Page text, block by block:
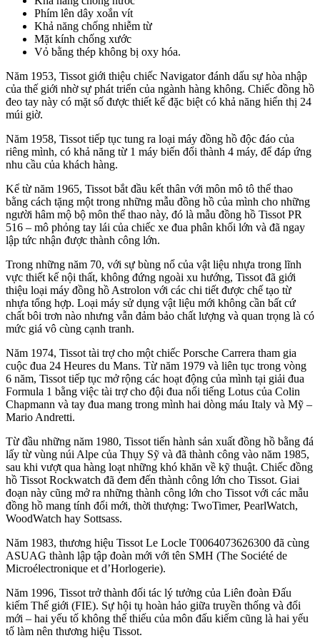
Phím lên dây xoắn vít
Khả năng chống nhiễm từ
Mặt kính chống xước
Vỏ bằng thép không bị oxy hóa.
Năm 1953, Tissot giới thiệu chiếc Navigator đánh dấu sự hòa nhập
của thế giới nhờ sự phát triển của ngành hàng không. Chiếc đồng hồ
đeo tay này có mặt số được thiết kế đặc biệt có khả năng hiển thị 24
múi giờ.
Năm 1958, Tissot tiếp tục tung ra loại máy đồng hồ độc đáo của
riêng mình, có khả năng từ 1 máy biến đổi thành 4 máy, để đáp ứng
nhu cầu của khách hàng.
Kể từ năm 1965, Tissot bắt đầu kết thân với môn mô tô thể thao
bằng cách tặng một trong những mẫu đồng hồ của mình cho những
người hâm mộ bộ môn thể thao này, đó là mẫu đồng hồ Tissot PR
516 – mô phỏng tay lái của chiếc xe đua phân khối lớn và đã ngay
lập tức nhận được thành công lớn.
Trong những năm 70, với sự bùng nổ của vật liệu nhựa trong lĩnh
vực thiết kế nội thất, không đứng ngoài xu hướng, Tissot đã giới
thiệu loại máy đồng hồ Astrolon với các chi tiết được chế tạo từ
nhựa tổng hợp. Loại máy sử dụng vật liệu mới không cần bất cứ
chất bôi trơn nào nhưng vẫn đảm bảo chất lượng và quan trọng là có
mức giá vô cùng cạnh tranh.
Năm 1974, Tissot tài trợ cho một chiếc Porsche Carrera tham gia
cuộc đua 24 Heures du Mans. Từ năm 1979 và liên tục trong vòng
6 năm, Tissot tiếp tục mở rộng các hoạt động của mình tại giải đua
Formula 1 bằng việc tài trợ cho đội đua nổi tiếng Lotus của Colin
Chapmann và tay đua mang trong mình hai dòng máu Italy và Mỹ –
Mario Andretti.
Từ đầu những năm 1980, Tissot tiến hành sản xuất đồng hồ bằng đá
lấy từ vùng núi Alpe của Thụy Sỹ và đã thành công vào năm 1985,
sau khi vượt qua hàng loạt những khó khăn về kỹ thuật. Chiếc đồng
hồ Tissot Rockwatch đã đem đến thành công lớn cho Tissot. Giai
đoạn này cũng mở ra những thành công lớn cho Tissot với các mẫu
đồng hồ mang tính đổi mới, thời thượng: TwoTimer, PearlWatch,
WoodWatch hay Sottsass.
Năm 1983, thương hiệu Tissot Le Locle T0064073626300 đã cùng
ASUAG thành lập tập đoàn mới với tên SMH (The Société de
Microélectronique et d’Horlogerie).
Năm 1996, Tissot trở thành đối tác lý tưởng của Liên đoàn Đấu
kiếm Thế giới (FIE). Sự hội tụ hoàn hảo giữa truyền thống và đổi
mới – hai yếu tố không thế thiếu của môn đấu kiếm cũng là hai yếu
tố làm nên thương hiệu Tissot.